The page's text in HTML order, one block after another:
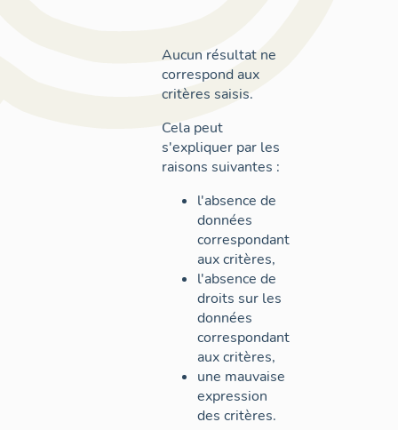
Aucun résultat ne
correspond aux
critères saisis.
Cela peut
s'expliquer par les
raisons suivantes :
l'absence de
données
correspondant
aux critères,
l'absence de
droits sur les
données
correspondant
aux critères,
une mauvaise
expression
des critères.